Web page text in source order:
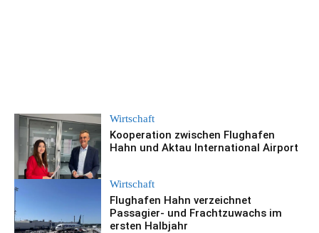
Wirtschaft
Kooperation zwischen Flughafen
Hahn und Aktau International Airport
Wirtschaft
Flughafen Hahn verzeichnet
Passagier- und Frachtzuwachs im
ersten Halbjahr